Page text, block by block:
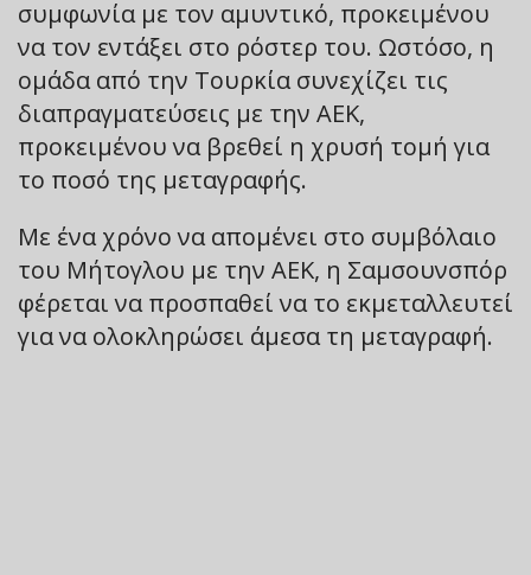
συμφωνία με τον αμυντικό, προκειμένου
να τον εντάξει στο ρόστερ του. Ωστόσο, η
ομάδα από την Τουρκία συνεχίζει τις
διαπραγματεύσεις με την ΑΕΚ,
προκειμένου να βρεθεί η χρυσή τομή για
το ποσό της μεταγραφής.
Με ένα χρόνο να απομένει στο συμβόλαιο
του Μήτογλου με την ΑΕΚ, η Σαμσουνσπόρ
φέρεται να προσπαθεί να το εκμεταλλευτεί
για να ολοκληρώσει άμεσα τη μεταγραφή.